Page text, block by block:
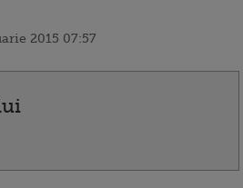
2015 07:57